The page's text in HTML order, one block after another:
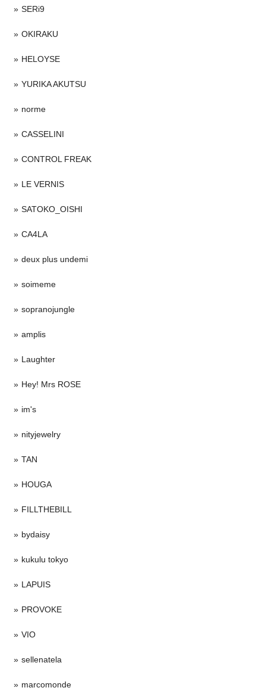
SERi9
OKIRAKU
HELOYSE
YURIKA AKUTSU
norme
CASSELINI
CONTROL FREAK
LE VERNIS
SATOKO_OISHI
CA4LA
deux plus undemi
soimeme
sopranojungle
amplis
Laughter
Hey! Mrs ROSE
im's
nityjewelry
TAN
HOUGA
FILLTHEBILL
bydaisy
kukulu tokyo
LAPUIS
PROVOKE
VIO
sellenatela
marcomonde